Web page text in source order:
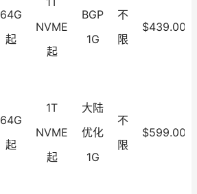
64G
起
NVME
起
BGP
1G
不
限
$439.00
64G
起
1T
NVME
起
大陆
优化
1G
不
限
$599.00